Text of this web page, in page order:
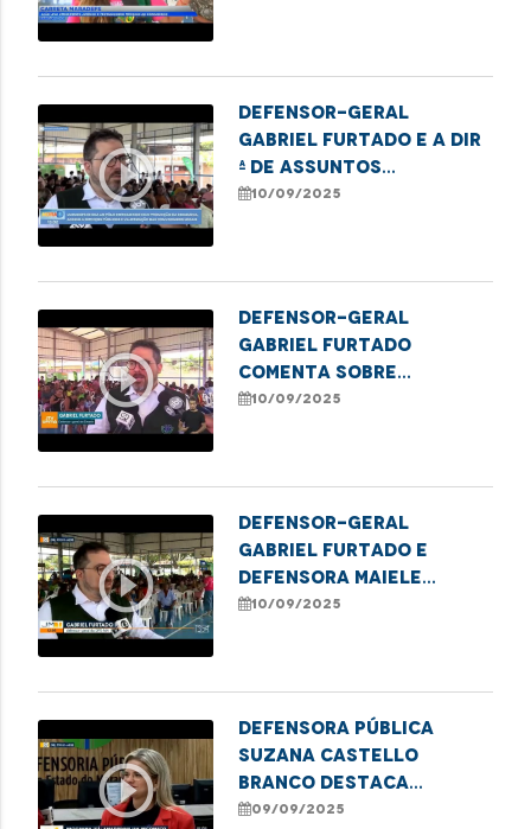
play_circle_outline
Defensor-geral
Gabriel Furtado e a Dir
ª de Assuntos
Institucionais da
Carreta Maradefs no
10/09/2025
play_circle_outline
Defensor-geral
Gabriel Furtado
comenta sobre
parceria da Defensoria
10/09/2025
play_circle_outline
Defensor-geral
Gabriel Furtado e
defensora Maiele
Morais destacam
arte, economia e
justiça ao Coroadinho
10/09/2025
play_circle_outline
Defensora pública
Suzana Castello
Branco destaca
programa de justiça
09/09/2025